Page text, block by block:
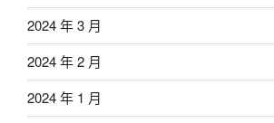
2024 年 3 月
2024 年 2 月
2024 年 1 月